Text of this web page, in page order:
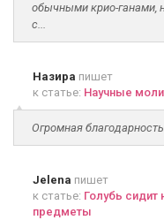
обычными крио-ганами,
с...
Назира пишет
к статье: Научные
Огромная
Jelena пишет
к статье: Голубь сидит
предметы